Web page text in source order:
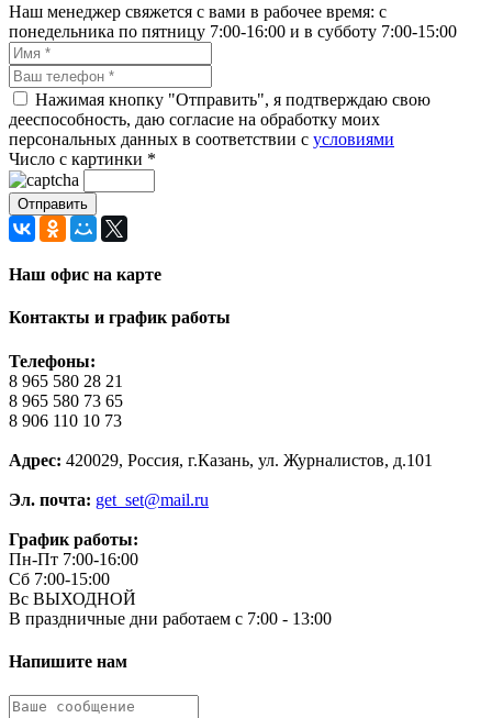
Наш менеджер свяжется с вами в рабочее время: с
понедельника по пятницу 7:00-16:00 и в субботу 7:00-15:00
Нажимая кнопку "Отправить", я подтверждаю свою
дееспособность, даю согласие на обработку моих
персональных данных в соответствии с условиями
Число с картинки *
Наш офис на карте
Контакты и график работы
Телефоны:
8 965 580 28 21
8 965 580 73 65
8 906 110 10 73
Адрес: 420029, Россия, г.Казань, ул. Журналистов, д.101
Эл. почта: get_set@mail.ru
График работы:
Пн-Пт 7:00-16:00
Сб 7:00-15:00
Вс ВЫХОДНОЙ
В праздничные дни работаем с 7:00 - 13:00
Напишите нам